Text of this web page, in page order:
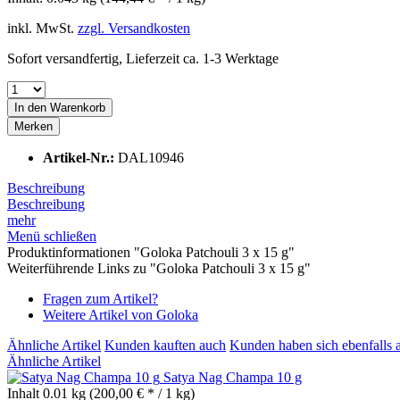
inkl. MwSt. zzgl. Versandkosten
Sofort versandfertig, Lieferzeit ca. 1-3 Werktage
In den Warenkorb
Merken
Artikel-Nr.: DAL10946
Beschreibung
Beschreibung
mehr
Menü schließen
Produktinformationen "Goloka Patchouli 3 x 15 g"
Weiterführende Links zu "Goloka Patchouli 3 x 15 g"
Fragen zum Artikel?
Weitere Artikel von Goloka
Ähnliche Artikel Kunden kauften auch Kunden haben sich ebenfalls
Ähnliche Artikel
Satya Nag Champa 10 g
Inhalt 0.01 kg (200,00 € * / 1 kg)